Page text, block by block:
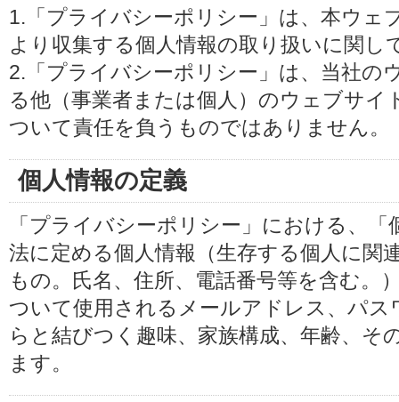
1.「プライバシーポリシー」は、本ウェ
より収集する個人情報の取り扱いに関し
2.「プライバシーポリシー」は、当社の
る他（事業者または個人）のウェブサイ
ついて責任を負うものではありません。
個人情報の定義
「プライバシーポリシー」における、
法に定める個人情報（生存する個人に関
もの。氏名、住所、電話番号等を含む。
ついて使用されるメールアドレス、パ
らと結びつく趣味、家族構成、年齢、そ
ます。